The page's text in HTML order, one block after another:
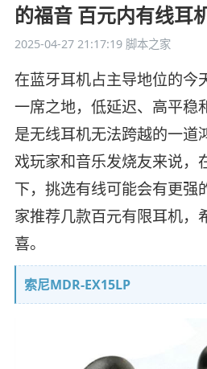
的福音 百元内有线耳
2025-04-27 21:17:19脚本之家
在蓝牙耳机占主导地位的今
一席之地，低延迟、高平稳
是无线耳机无法跨越的一道
戏玩家和音乐发烧友来说，
下，挑选有线可能会有更强
家推荐几款百元有限耳机，
喜。
索尼MDR-EX15LP